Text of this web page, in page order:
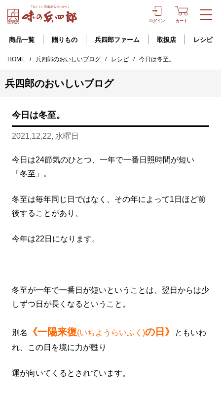
ログイン カート
商品一覧 贈りもの 兵四郎ファーム 取扱店 レシピ
HOME / 兵四郎のおいしいブログ / レシピ / 今日は冬至。
兵四郎のおいしいブログ
今日は冬至。
2021,12,22, 水曜日
今日は24節気のひとつ、一年で一番日照時間が短い
「冬至」。
冬至は毎年同じ日ではなく、その年によって1日ほど前
後することがあり、
今年は22日になります。
冬至が一年で一番日が短いということは、翌日からは少
しずつ日が長くなるということ。
別名 《一陽来復(いちようらいふく)の日》
ともいわ
れ、この日を境に力が甦り
運が向いてくるとされています。